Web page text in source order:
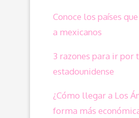
Conoce los países
a mexicanos
3 razones para ir por
estadounidense
¿Cómo llegar a Los
forma más